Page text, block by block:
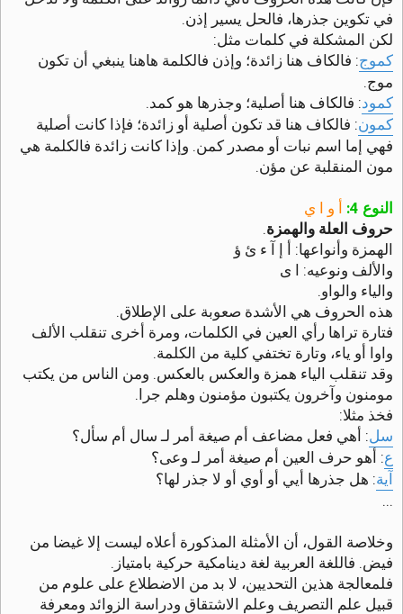
في تكوين جذرها، فالحل يسير إذن.
لكن المشكلة في كلمات مثل:
كموج: فالكاف هنا زائدة؛ وإذن فالكلمة هاهنا ينبغي أن تكون
موج.
كمود: فالكاف هنا أصلية؛ وجذرها هو كمد.
كمون: فالكاف هنا قد تكون أصلية أو زائدة؛ فإذا كانت أصلية
فهي إما اسم نبات أو مصدر كمن. وإذا كانت زائدة فالكلمة هي
مون المنقلبة عن مؤن.
النوع 4:
أ و ا ي
حروف العلة والهمزة.
الهمزة وأنواعها: أ إ آ ء ئ ؤ
والألف ونوعيه: ا ى
والياء والواو.
هذه الحروف هي الأشدة صعوبة على الإطلاق.
فتارة تراها رأي العين في الكلمات، ومرة أخرى تنقلب الألف
واوا أو ياء، وتارة تختفي كلية من الكلمة.
وقد تنقلب الياء همزة والعكس بالعكس. ومن الناس من يكتب
مومنون وآخرون يكتبون مؤمنون وهلم جرا.
فخذ مثلا:
سل: أهي فعل مضاعف أم صيغة أمر لـ سال أم سأل؟
ع: أهو حرف العين أم صيغة أمر لـ وعى؟
آية: هل جذرها أيي أو أوي أو لا جذر لها؟
...
وخلاصة القول، أن الأمثلة المذكورة أعلاه ليست إلا غيضا من
فيض. فاللغة العربية لغة دينامكية حركية بامتياز.
فلمعالجة هذين التحديين، لا بد من الاضطلاع على علوم من
قبيل علم التصريف وعلم الاشتقاق ودراسة الزوائد ومعرفة